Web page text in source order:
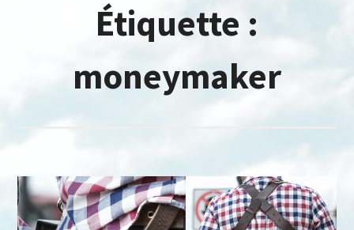
Étiquette :
moneymaker